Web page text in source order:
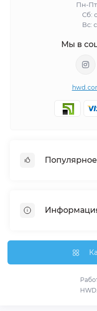
Пн-
Сб:
Вс:
Мы в
Популярное
Медальницы
О магазине
Гарантия и возврат
Связаться с нами